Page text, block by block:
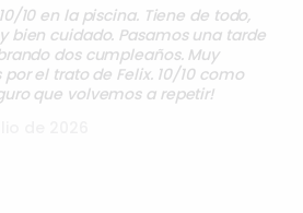
10 en la piscina. Tiene de todo,
bien cuidado. Pasamos una tarde
dos cumpleaños. Muy
el trato de Felix. 10/10 como
que volvemos a repetir!